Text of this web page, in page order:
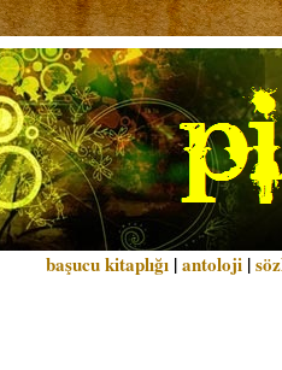
başucu kitaplığı |antoloji |